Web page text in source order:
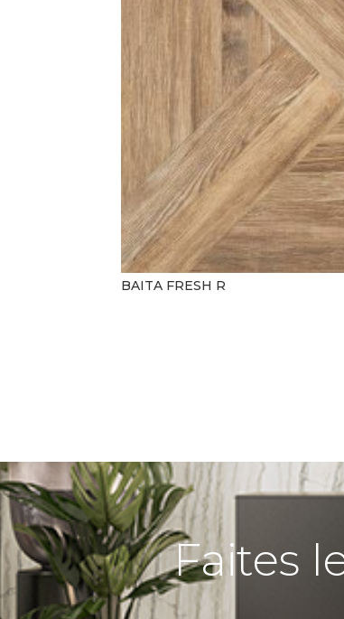
BAITA FRESH R
Faites